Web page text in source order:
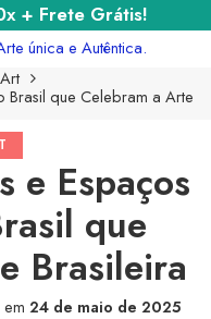
+ Frete Grátis!
única e Autêntica.
Brasil que Celebram a Arte
e Espaços
que
Brasileira
24 de maio de 2025